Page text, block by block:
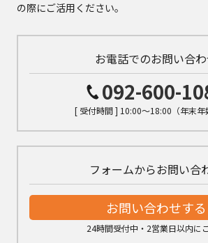
の際にご活用ください。
お電話でのお問い合
092-600-
[ 受付時間 ] 10:00～18:00（年末年
フォームからお問い合
お問い合わせする
24時間受付中・2営業日以内に